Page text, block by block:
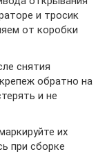
и тросик
от коробки
снятия
обратно на
и не
их
при сборке